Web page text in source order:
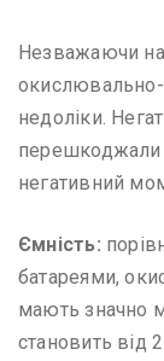
Незважаючи на
окислювально-
недоліки.
негативний
Ємність:
батареями,
мають значно
становить від